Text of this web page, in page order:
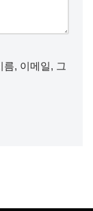
, 이메일, 그